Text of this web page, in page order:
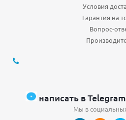
Условия
Гарантия на
Вопрос-
написать в Telegram
Мы в